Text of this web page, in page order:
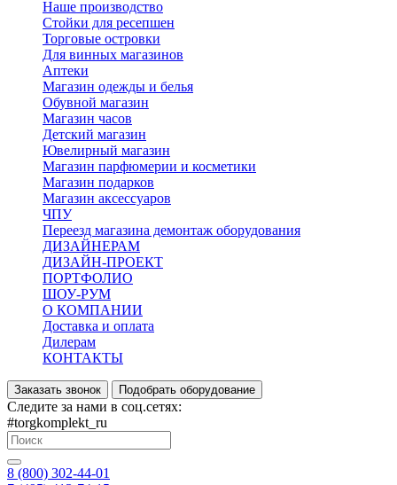
Наше производство
Стойки для ресепшен
Торговые островки
Для винных магазинов
Аптеки
Магазин одежды и белья
Обувной магазин
Магазин часов
Детский магазин
Ювелирный магазин
Магазин парфюмерии и косметики
Магазин подарков
Магазин аксессуаров
ЧПУ
Переезд магазина демонтаж оборудования
ДИЗАЙНЕРАМ
ДИЗАЙН-ПРОЕКТ
ПОРТФОЛИО
ШОУ-РУМ
О КОМПАНИИ
Доставка и оплата
Дилерам
КОНТАКТЫ
Заказать звонок Подобрать оборудование
Следите за нами в соц.сетях:
#torgkomplekt_ru
8 (800) 302-44-01